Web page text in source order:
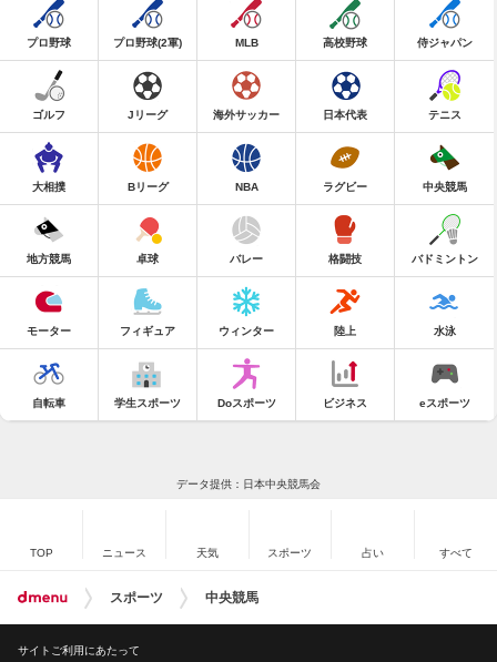
プロ野球 プロ野球(2軍) MLB 高校野球 侍ジャパン
ゴルフ Jリーグ 海外サッカー 日本代表 テニス
大相撲 Bリーグ NBA ラグビー 中央競馬
地方競馬 卓球 バレー 格闘技 バドミントン
モーター フィギュア ウィンター 陸上 水泳
自転車 学生スポーツ Doスポーツ ビジネス eスポーツ
データ提供：日本中央競馬会
TOP ニュース 天気 スポーツ 占い すべて
スポーツ 中央競馬
サイトご利用にあたって